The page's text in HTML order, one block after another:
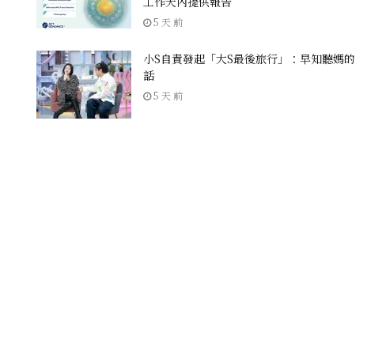
5 天 前
小S自責發起「大S最後旅行」：早知聽媽的
話
5 天 前